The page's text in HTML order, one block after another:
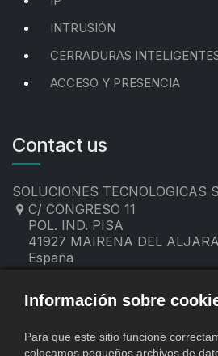
INTRUSIÓN
CERRADURAS
ACCESO Y PRESENCIA
Contact us
SOLUCIONES TECNOLOGICAS
C/ CONGRESO 11
POL. IND. PISA
41927 MAIRENA DEL
España
contacto@sevitec.es
Información sobre
Para que este sitio funcione
colocamos pequeños archivos de